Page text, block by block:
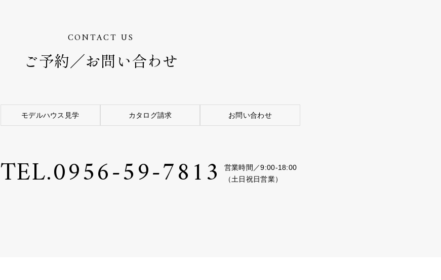
CONTACT US
ご予約／お問い合わせ
モデルハウス見学 カタログ請求 お問い合わせ
TEL.0956-59-7813
営業時間／9:00-18:00
（土日祝日営業）